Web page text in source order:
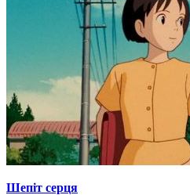
Шепіт серця